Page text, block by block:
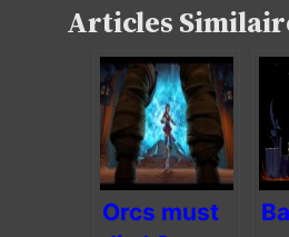
Articles
Orcs must